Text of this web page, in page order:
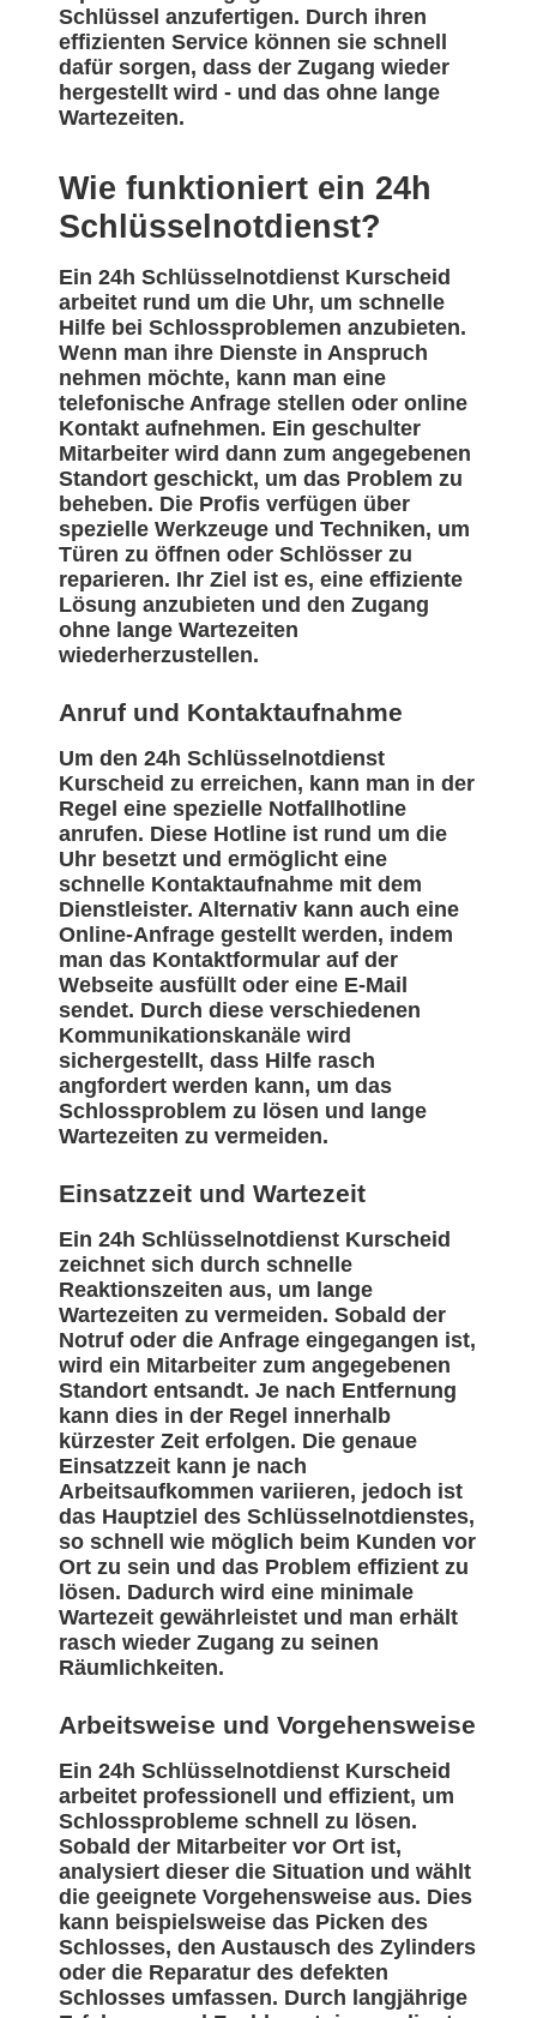
Schlüssel anzufertigen. Durch ihren
effizienten Service können sie schnell
dafür sorgen, dass der Zugang wieder
hergestellt wird - und das ohne lange
Wartezeiten.
Wie funktioniert ein 24h
Schlüsselnotdienst?
Ein 24h Schlüsselnotdienst Kurscheid
arbeitet rund um die Uhr, um schnelle
Hilfe bei Schlossproblemen anzubieten.
Wenn man ihre Dienste in Anspruch
nehmen möchte, kann man eine
telefonische Anfrage stellen oder online
Kontakt aufnehmen. Ein geschulter
Mitarbeiter wird dann zum angegebenen
Standort geschickt, um das Problem zu
beheben. Die Profis verfügen über
spezielle Werkzeuge und Techniken, um
Türen zu öffnen oder Schlösser zu
reparieren. Ihr Ziel ist es, eine effiziente
Lösung anzubieten und den Zugang
ohne lange Wartezeiten
wiederherzustellen.
Anruf und Kontaktaufnahme
Um den 24h Schlüsselnotdienst
Kurscheid zu erreichen, kann man in der
Regel eine spezielle Notfallhotline
anrufen. Diese Hotline ist rund um die
Uhr besetzt und ermöglicht eine
schnelle Kontaktaufnahme mit dem
Dienstleister. Alternativ kann auch eine
Online-Anfrage gestellt werden, indem
man das Kontaktformular auf der
Webseite ausfüllt oder eine E-Mail
sendet. Durch diese verschiedenen
Kommunikationskanäle wird
sichergestellt, dass Hilfe rasch
angfordert werden kann, um das
Schlossproblem zu lösen und lange
Wartezeiten zu vermeiden.
Einsatzzeit und Wartezeit
Ein 24h Schlüsselnotdienst Kurscheid
zeichnet sich durch schnelle
Reaktionszeiten aus, um lange
Wartezeiten zu vermeiden. Sobald der
Notruf oder die Anfrage eingegangen ist,
wird ein Mitarbeiter zum angegebenen
Standort entsandt. Je nach Entfernung
kann dies in der Regel innerhalb
kürzester Zeit erfolgen. Die genaue
Einsatzzeit kann je nach
Arbeitsaufkommen variieren, jedoch ist
das Hauptziel des Schlüsselnotdienstes,
so schnell wie möglich beim Kunden vor
Ort zu sein und das Problem effizient zu
lösen. Dadurch wird eine minimale
Wartezeit gewährleistet und man erhält
rasch wieder Zugang zu seinen
Räumlichkeiten.
Arbeitsweise und Vorgehensweise
Ein 24h Schlüsselnotdienst Kurscheid
arbeitet professionell und effizient, um
Schlossprobleme schnell zu lösen.
Sobald der Mitarbeiter vor Ort ist,
analysiert dieser die Situation und wählt
die geeignete Vorgehensweise aus. Dies
kann beispielsweise das Picken des
Schlosses, den Austausch des Zylinders
oder die Reparatur des defekten
Schlosses umfassen. Durch langjährige